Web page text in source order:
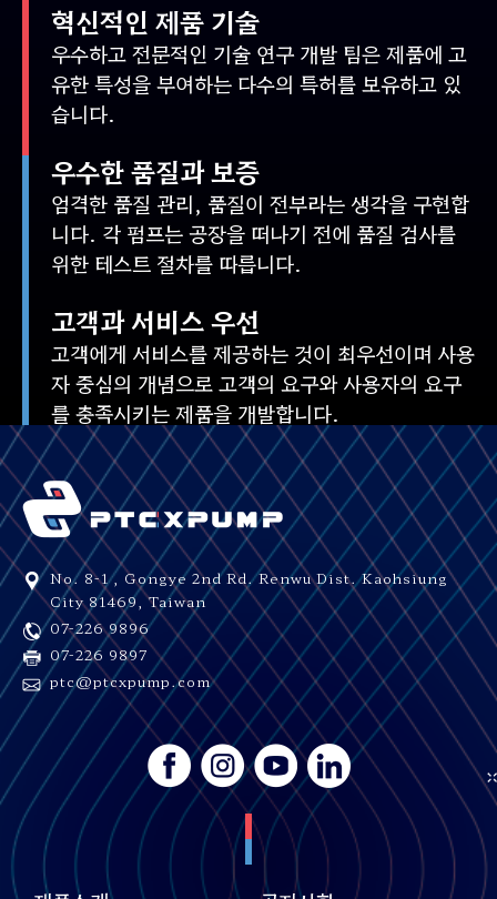
혁신적인 제품 기술
우수하고 전문적인 기술 연구 개발 팀은 제품에 고
유한 특성을 부여하는 다수의 특허를 보유하고 있
습니다.
우수한 품질과 보증
엄격한 품질 관리, 품질이 전부라는 생각을 구현합
니다. 각 펌프는 공장을 떠나기 전에 품질 검사를
위한 테스트 절차를 따릅니다.
고객과 서비스 우선
고객에게 서비스를 제공하는 것이 최우선이며 사용
자 중심의 개념으로 고객의 요구와 사용자의 요구
를 충족시키는 제품을 개발합니다.
No. 8-1 , Gongye 2nd Rd. Renwu Dist. Kaohsiung
City 81469,Taiwan
07-226 9896
07-226 9897
ptc@ptcxpump.com